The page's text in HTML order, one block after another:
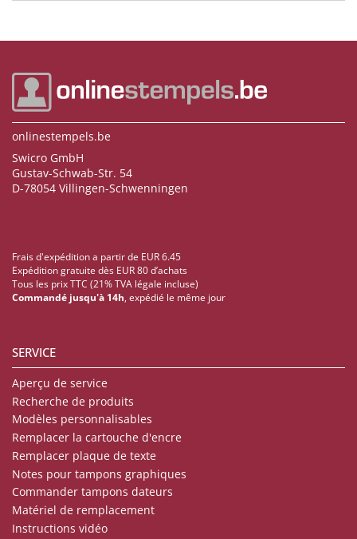
onlinestempels.be
Swicro GmbH
Gustav-Schwab-Str. 54
D-78054 Villingen-Schwenningen
Frais d'expédition a partir de EUR 6.45
Expédition gratuite dès EUR 80 d’achats
Tous les prix TTC (21% TVA légale incluse)
Commandé jusqu'à 14h, expédié le même jour
SERVICE
Aperçu de service
Recherche de produits
Modèles personnalisables
Remplacer la cartouche d'encre
Remplacer plaque de texte
Notes pour tampons graphiques
Commander tampons dateurs
Matériel de remplacement
Instructions vidéo